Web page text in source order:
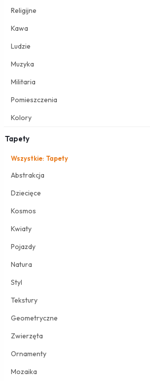
Religijne
Kawa
Ludzie
Muzyka
Militaria
Pomieszczenia
Kolory
Tapety
Wszystkie: Tapety
Abstrakcja
Dziecięce
Kosmos
Kwiaty
Pojazdy
Natura
Styl
Tekstury
Geometryczne
Zwierzęta
Ornamenty
Mozaika